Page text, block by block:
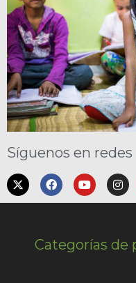
Síguenos en redes
Categorías de